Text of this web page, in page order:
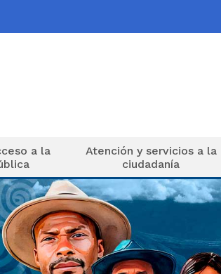
a la
Atención y servicios a la
ciudadanía